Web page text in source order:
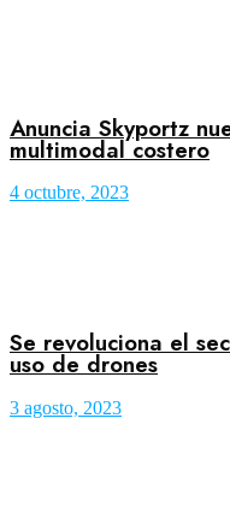
Anuncia Skyportz
multimodal costero
4 octubre, 2023
Se revoluciona el
uso de drones
3 agosto, 2023